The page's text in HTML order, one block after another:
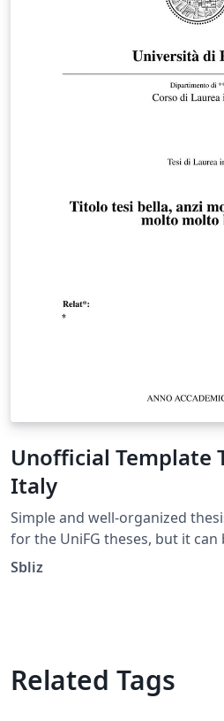
Unofficial Template
Italy
Simple and well-organized
for the UniFG theses, but it
according to their needs.
Sbliz
Related Tags